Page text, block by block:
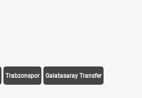
Trabzonspor Galatasaray Transfer